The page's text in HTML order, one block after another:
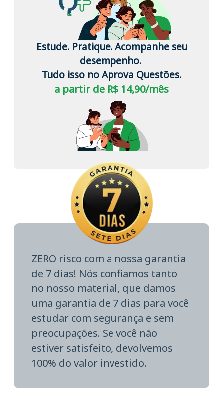
Estude. Pratique. Acompanhe seu
desempenho.
Tudo isso no Aprova Questões.
a partir de R$ 14,90/mês
ZERO risco com a nossa garantia
de 7 dias! Nós confiamos tanto
no nosso material, que damos
uma garantia de 7 dias para você
estudar com segurança e sem
preocupações. Se você não
estiver satisfeito, devolvemos
100% do valor investido.